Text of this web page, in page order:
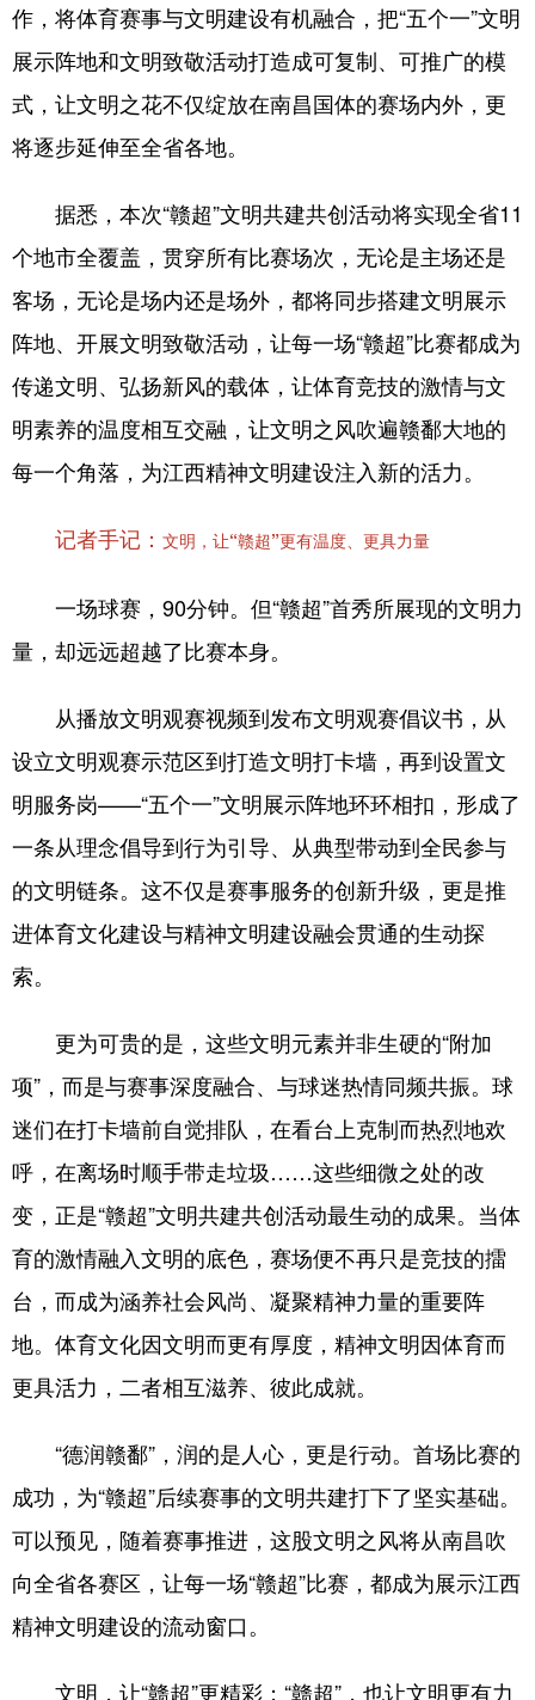
作，将体育赛事与文明建设有机融合，把“五个一”文明
展示阵地和文明致敬活动打造成可复制、可推广的模
式，让文明之花不仅绽放在南昌国体的赛场内外，更
将逐步延伸至全省各地。
据悉，本次“赣超”文明共建共创活动将实现全省11
个地市全覆盖，贯穿所有比赛场次，无论是主场还是
客场，无论是场内还是场外，都将同步搭建文明展示
阵地、开展文明致敬活动，让每一场“赣超”比赛都成为
传递文明、弘扬新风的载体，让体育竞技的激情与文
明素养的温度相互交融，让文明之风吹遍赣鄱大地的
每一个角落，为江西精神文明建设注入新的活力。
记者手记： 文明，让“赣超”更有温度、更具力量
一场球赛，90分钟。但“赣超”首秀所展现的文明力
量，却远远超越了比赛本身。
从播放文明观赛视频到发布文明观赛倡议书，从
设立文明观赛示范区到打造文明打卡墙，再到设置文
明服务岗——“五个一”文明展示阵地环环相扣，形成了
一条从理念倡导到行为引导、从典型带动到全民参与
的文明链条。这不仅是赛事服务的创新升级，更是推
进体育文化建设与精神文明建设融会贯通的生动探
索。
更为可贵的是，这些文明元素并非生硬的“附加
项”，而是与赛事深度融合、与球迷热情同频共振。球
迷们在打卡墙前自觉排队，在看台上克制而热烈地欢
呼，在离场时顺手带走垃圾……这些细微之处的改
变，正是“赣超”文明共建共创活动最生动的成果。当体
育的激情融入文明的底色，赛场便不再只是竞技的擂
台，而成为涵养社会风尚、凝聚精神力量的重要阵
地。体育文化因文明而更有厚度，精神文明因体育而
更具活力，二者相互滋养、彼此成就。
“德润赣鄱”，润的是人心，更是行动。首场比赛的
成功，为“赣超”后续赛事的文明共建打下了坚实基础。
可以预见，随着赛事推进，这股文明之风将从南昌吹
向全省各赛区，让每一场“赣超”比赛，都成为展示江西
精神文明建设的流动窗口。
文明，让“赣超”更精彩；“赣超”，也让文明更有力